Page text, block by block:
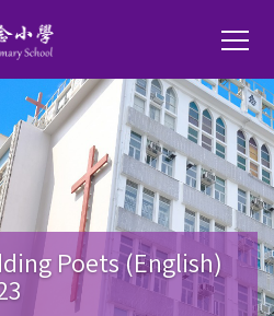
Main
Poets (English)